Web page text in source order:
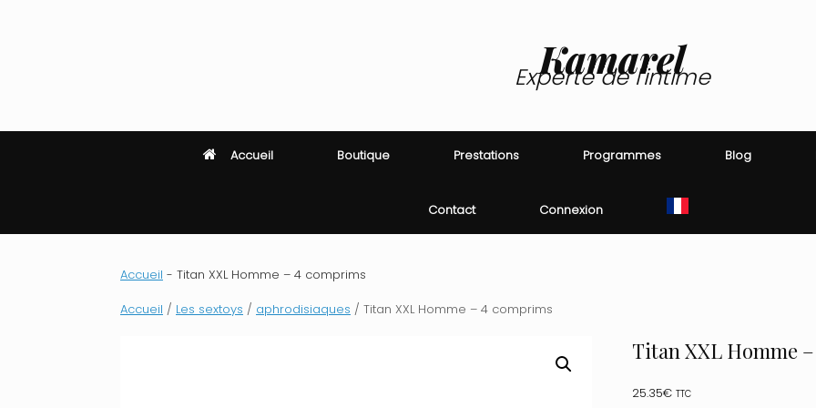
Kamarel
Experte de l'intime
Accueil Boutique Prestations Programmes Blog
Contact Connexion
Accueil - Titan XXL Homme – 4 comprims
Accueil / Les sextoys / aphrodisiaques / Titan XXL Homme – 4 comprims
Titan XXL Homme
25.35€ TTC